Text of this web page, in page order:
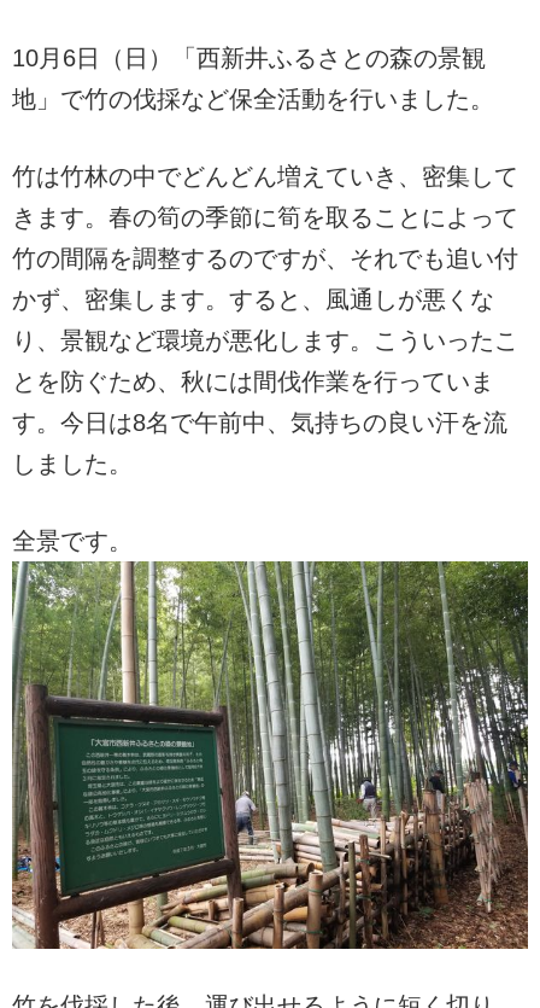
10月6日（日）「西新井ふるさとの森の景観
地」で竹の伐採など保全活動を行いました。
竹は竹林の中でどんどん増えていき、密集して
きます。春の筍の季節に筍を取ることによって
竹の間隔を調整するのですが、それでも追い付
かず、密集します。すると、風通しが悪くな
り、景観など環境が悪化します。こういったこ
とを防ぐため、秋には間伐作業を行っていま
す。今日は8名で午前中、気持ちの良い汗を流
しました。
全景です。